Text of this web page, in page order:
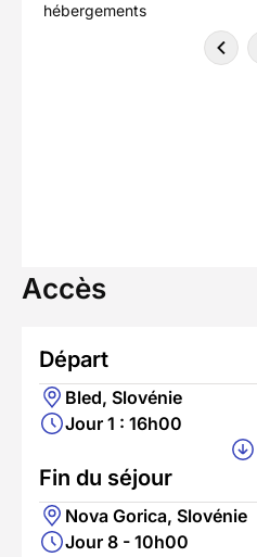
hébergements
Accès
Départ
Bled, Slovénie
Jour 1 : 16h00
Fin du séjour
Nova Gorica, Slovénie
Jour 8 - 10h00